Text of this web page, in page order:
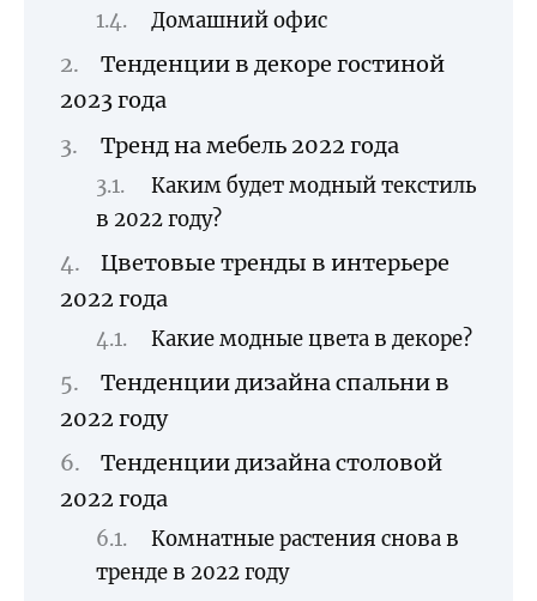
Домашний офис
Тенденции в декоре гостиной
2023 года
Тренд на мебель 2022 года
Каким будет модный текстиль
в 2022 году?
Цветовые тренды в интерьере
2022 года
Какие модные цвета в декоре?
Тенденции дизайна спальни в
2022 году
Тенденции дизайна столовой
2022 года
Комнатные растения снова в
тренде в 2022 году